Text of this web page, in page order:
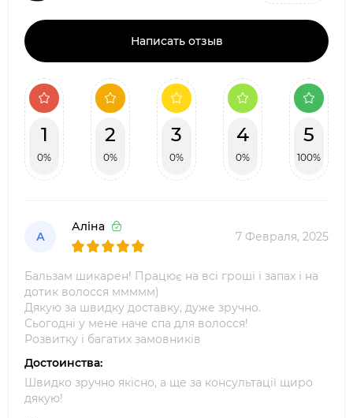
Написать отзыв
1
0%
2
0%
3
0%
4
0%
5
100%
А
Аліна
7 Февраля, 2025
Бальзам шикарен! Працює на всі гроші і запах і на
дотик волосся ммммм)
Дякую за швидку доставку, дуже зручно.
Сьогодні у мене наче спа для волосся!
Розвитку і багатих замовників
Достоинства:
Швидко зручно якісно, а ще за консультації щиро
дякую!